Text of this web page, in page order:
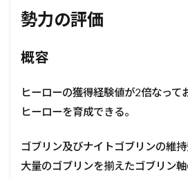
勢力の評価
概容
ヒーローの獲得経験値が2倍なって
ヒーローを育成できる。
ゴブリン及びナイトゴブリンの維持
大量のゴブリンを揃えたゴブリン